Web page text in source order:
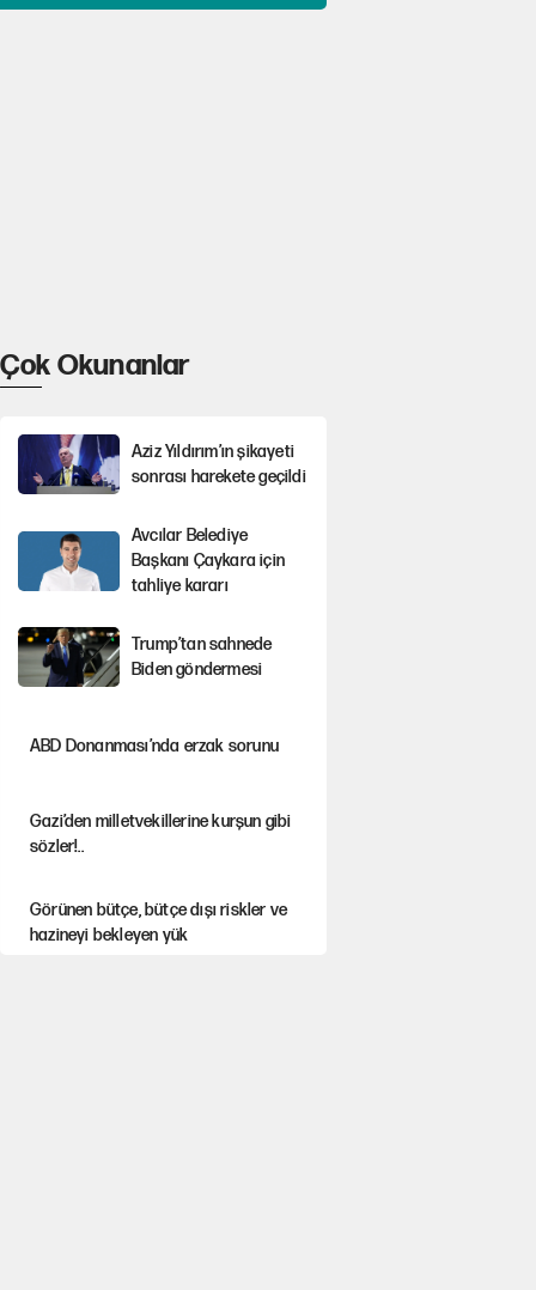
Çok Okunanlar
Aziz Yıldırım’ın şikayeti
sonrası harekete geçildi
Avcılar Belediye
Başkanı Çaykara için
tahliye kararı
Trump’tan sahnede
Biden göndermesi
ABD Donanması’nda erzak sorunu
Gazi’den milletvekillerine kurşun gibi
sözler!..
Görünen bütçe, bütçe dışı riskler ve
hazineyi bekleyen yük